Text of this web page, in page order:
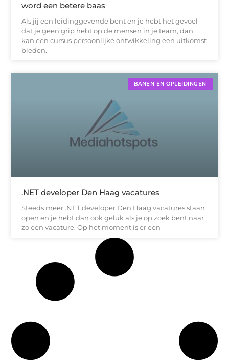
word een betere baas
Als jij een leidinggevende bent en je hebt het gevoel
dat je geen grip hebt op de mensen in je team, dan
kan een cursus persoonlijke ontwikkeling een uitkomst
bieden.
BANEN EN OPLEIDINGEN
.NET developer Den Haag vacatures
Steeds meer .NET developer Den Haag vacatures staan
open en je hebt dan ook geluk als je op zoek bent naar
zo een vacature. Op het moment is er een